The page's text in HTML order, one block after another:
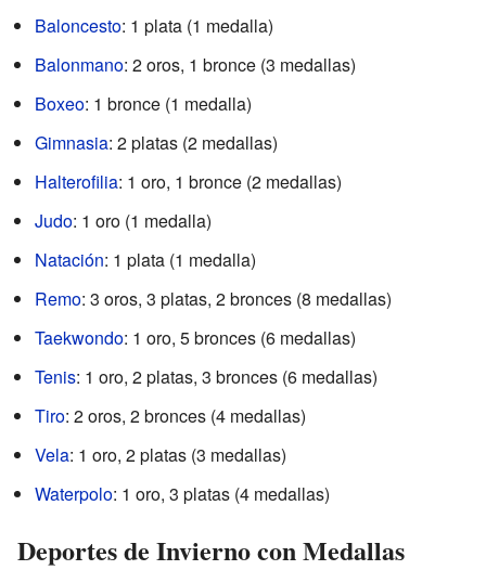
Baloncesto: 1 plata (1 medalla)
Balonmano: 2 oros, 1 bronce (3 medallas)
Boxeo: 1 bronce (1 medalla)
Gimnasia: 2 platas (2 medallas)
Halterofilia: 1 oro, 1 bronce (2 medallas)
Judo: 1 oro (1 medalla)
Natación: 1 plata (1 medalla)
Remo: 3 oros, 3 platas, 2 bronces (8 medallas)
Taekwondo: 1 oro, 5 bronces (6 medallas)
Tenis: 1 oro, 2 platas, 3 bronces (6 medallas)
Tiro: 2 oros, 2 bronces (4 medallas)
Vela: 1 oro, 2 platas (3 medallas)
Waterpolo: 1 oro, 3 platas (4 medallas)
Deportes de Invierno con Medallas